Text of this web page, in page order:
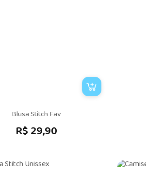
Blusa Stitch Fav
R$ 29,90